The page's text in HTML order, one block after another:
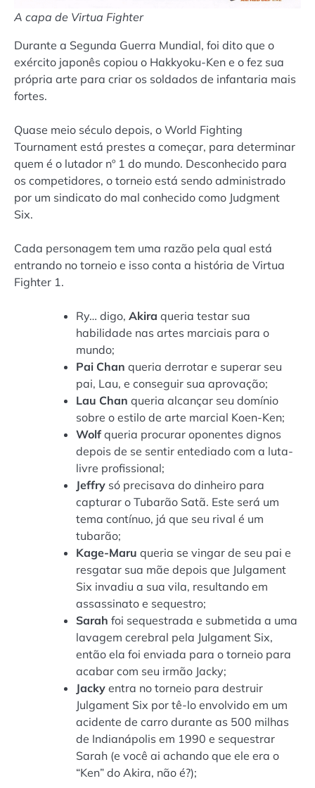
A capa de Virtua Fighter
Durante a Segunda Guerra Mundial, foi dito que o
exército japonês copiou o Hakkyoku-Ken e o fez sua
própria arte para criar os soldados de infantaria mais
fortes.
Quase meio século depois, o World Fighting
Tournament está prestes a começar, para determinar
quem é o lutador nº 1 do mundo. Desconhecido para
os competidores, o torneio está sendo administrado
por um sindicato do mal conhecido como Judgment
Six.
Cada personagem tem uma razão pela qual está
entrando no torneio e isso conta a história de Virtua
Fighter 1.
Ry… digo, Akira queria testar sua
habilidade nas artes marciais para o
mundo;
Pai Chan queria derrotar e superar seu
pai, Lau, e conseguir sua aprovação;
Lau Chan queria alcançar seu domínio
sobre o estilo de arte marcial Koen-Ken;
Wolf queria procurar oponentes dignos
depois de se sentir entediado com a luta-
livre profissional;
Jeffry só precisava do dinheiro para
capturar o Tubarão Satã. Este será um
tema contínuo, já que seu rival é um
tubarão;
Kage-Maru queria se vingar de seu pai e
resgatar sua mãe depois que Julgament
Six invadiu a sua vila, resultando em
assassinato e sequestro;
Sarah foi sequestrada e submetida a uma
lavagem cerebral pela Julgament Six,
então ela foi enviada para o torneio para
acabar com seu irmão Jacky;
Jacky entra no torneio para destruir
Julgament Six por tê-lo envolvido em um
acidente de carro durante as 500 milhas
de Indianápolis em 1990 e sequestrar
Sarah (e você ai achando que ele era o
“Ken” do Akira, não é?);